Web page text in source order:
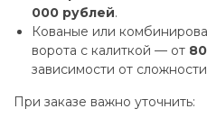
000 рублей.
Кованые или
ворота с калиткой — от
зависимости от
При заказе важно уточнить: